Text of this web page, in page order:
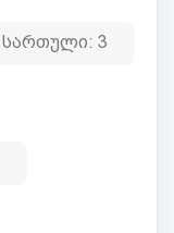
სართული: 3